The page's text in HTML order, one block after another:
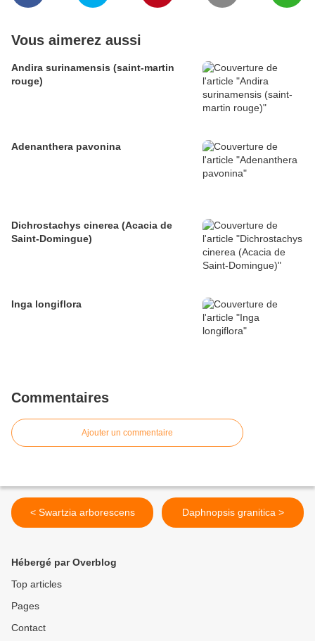
Vous aimerez aussi
Andira surinamensis (saint-martin
rouge)
Adenanthera pavonina
Dichrostachys cinerea (Acacia de
Saint-Domingue)
Inga longiflora
Commentaires
Ajouter un commentaire
< Swartzia arborescens Daphnopsis granitica >
Hébergé par Overblog
Top articles
Pages
Contact